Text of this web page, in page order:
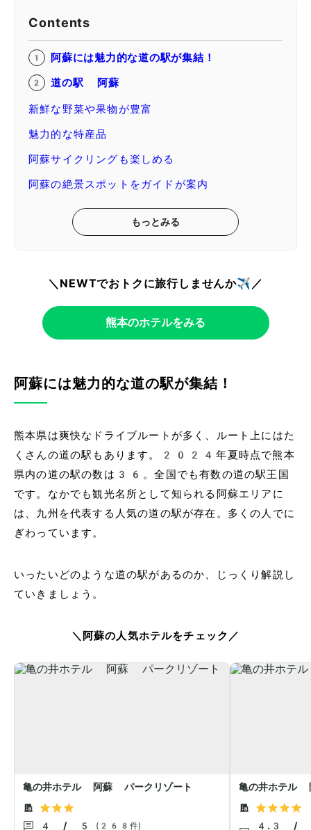
Contents
阿蘇には魅力的な道の駅が集結！
道の駅 阿蘇
新鮮な野菜や果物が豊富
魅力的な特産品
阿蘇サイクリングも楽しめる
阿蘇の絶景スポットをガイドが案内
もっとみる
＼NEWTでおトクに旅行しませんか✈️／
熊本のホテルをみる
阿蘇には魅力的な道の駅が集結！
熊本県は爽快なドライブルートが多く、ルート上にはた
くさんの道の駅もあります。2024年夏時点で熊本
県内の道の駅の数は36。全国でも有数の道の駅王国
です。なかでも観光名所として知られる阿蘇エリアに
は、九州を代表する人気の道の駅が存在。多くの人でに
ぎわっています。
いったいどのような道の駅があるのか、じっくり解説し
ていきましょう。
＼阿蘇の人気ホテルをチェック／